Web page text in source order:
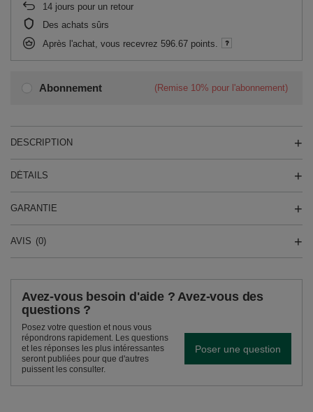
Abonnement (Remise 10% pour l'abonnement)
14 jours pour un retour
Des achats sûrs
Après l'achat, vous recevrez 596.67 points.
DESCRIPTION
DÉTAILS
GARANTIE
AVIS (0)
Avez-vous besoin d'aide ? Avez-vous des
questions ?
Posez votre question et nous vous
répondrons rapidement. Les questions
et les réponses les plus intéressantes
seront publiées pour que d'autres
puissent les consulter.
Poser une question